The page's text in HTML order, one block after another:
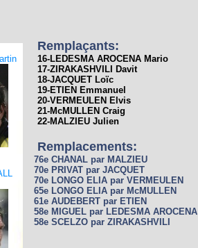
Remplaçants:
16-LEDESMA AROCENA Mario
17-ZIRAKASHVILI Davit
18-JACQUET Loïc
19-ETIEN Emmanuel
20-VERMEULEN Elvis
21-McMULLEN Craig
22-MALZIEU Julien
Remplacements:
76e CHANAL par MALZIEU
70e PRIVAT par JACQUET
70e LONGO ELIA par VERMEULEN
65e LONGO ELIA par McMULLEN
61e AUDEBERT par ETIEN
58e MIGUEL par LEDESMA AROCENA
58e SCELZO par ZIRAKASHVILI